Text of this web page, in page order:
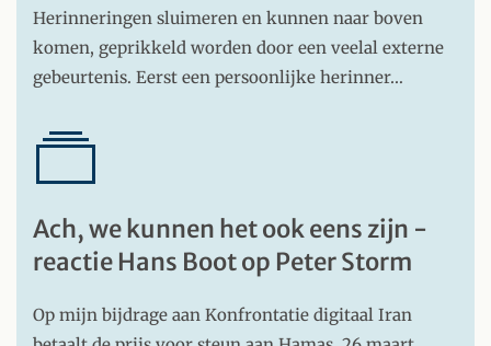
Herinneringen sluimeren en kunnen naar boven
komen, geprikkeld worden door een veelal externe
gebeurtenis. Eerst een persoonlijke herinner…
Ach, we kunnen het ook eens zijn -
reactie Hans Boot op Peter Storm
Op mijn bijdrage aan Konfrontatie digitaal Iran